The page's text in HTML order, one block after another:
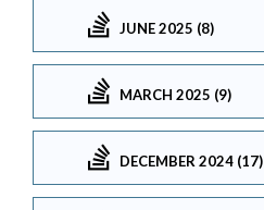
JUNE 2025 (8)
MARCH 2025 (9)
DECEMBER 2024 (17)